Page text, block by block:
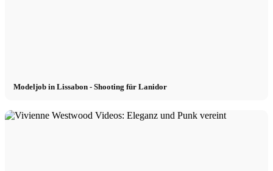
Modeljob in Lissabon - Shooting für Lanidor